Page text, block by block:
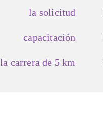
la solicitud
capacitación
la carrera de 5 km